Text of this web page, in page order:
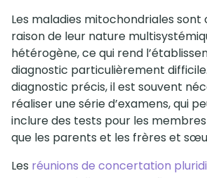
Les maladies mitochondriales sont
raison de leur nature
hétérogène, ce qui rend
diagnostic particulièrement
diagnostic précis, il est souvent
réaliser une série d’examens, qui
inclure des tests pour les
que les parents et les frères et
Les réunions de concertation